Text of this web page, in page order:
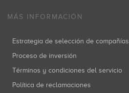
MÁS INFORMACIÓN
Estrategia de selección de compañías
Proceso de inversión
Términos y condiciones del servicio
Política de reclamaciones